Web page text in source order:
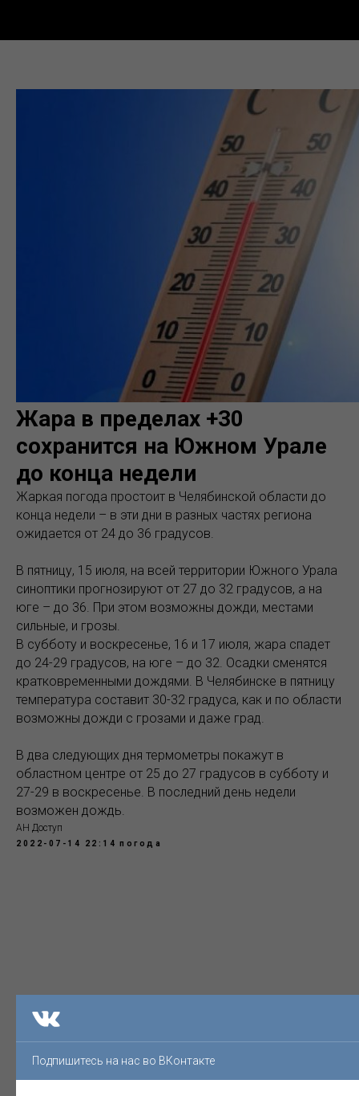
Жара в пределах +30
сохранится на Южном Урале
до конца недели
Жаркая погода простоит в Челябинской области до
конца недели – в эти дни в разных частях региона
ожидается от 24 до 36 градусов.
В пятницу, 15 июля, на всей территории Южного Урала
синоптики прогнозируют от 27 до 32 градусов, а на
юге – до 36. При этом возможны дожди, местами
сильные, и грозы.
В субботу и воскресенье, 16 и 17 июля, жара спадет
до 24-29 градусов, на юге – до 32. Осадки сменятся
кратковременными дождями. В Челябинске в пятницу
температура составит 30-32 градуса, как и по области
возможны дожди с грозами и даже град.
В два следующих дня термометры покажут в
областном центре от 25 до 27 градусов в субботу и
27-29 в воскресенье. В последний день недели
возможен дождь.
АН Доступ
2022-07-14 22:14 погода
Подпишитесь на нас во ВКонтакте